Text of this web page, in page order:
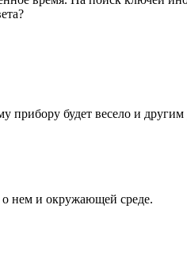
прибору будет весело и другим
нем и окружающей среде.